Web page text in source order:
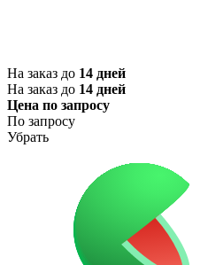
На заказ до 14 дней
На заказ до 14 дней
Цена по запросу
По запросу
Убрать